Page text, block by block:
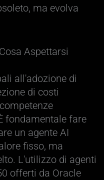
ma evolva
Aspettarsi
all'adozione di
di costi
fondamentale fare
un agente AI
fisso, ma
L'utilizzo di agenti
offerti da Oracle